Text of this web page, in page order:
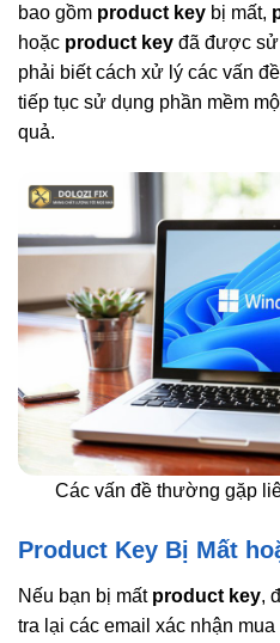
bao gồm product key bị mất,
hoặc product key đã được sử
phải biết cách xử lý các vấn
tiếp tục sử dụng phần mềm
quả.
Các vấn đề thường gặp
Product Key Bị Mất
Nếu bạn bị mất product key,
tra lại các email xác nhận